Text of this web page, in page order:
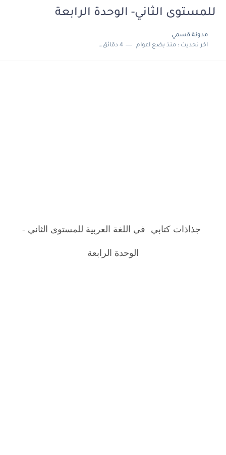
للمستوى الثاني- الوحدة الرابعة
مدونة قسمي
اخر تحديث :منذ بضع اعوام 4 دقائق للقراءة
جذاذات كتابي في اللغة العربية للمستوى الثاني -
الوحدة الرابعة